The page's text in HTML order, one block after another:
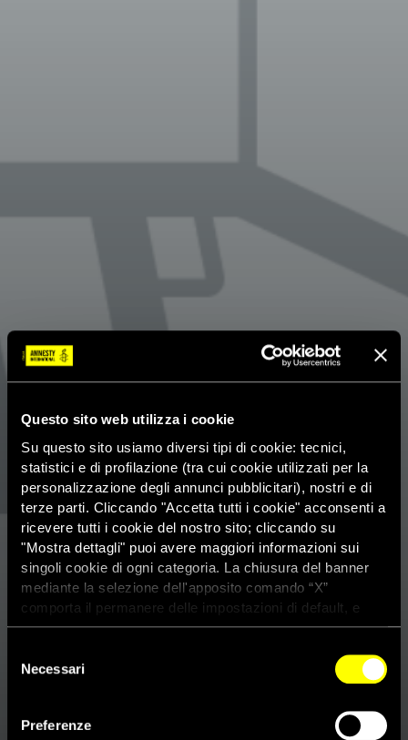
Questo sito web utilizza i cookie
Su questo sito usiamo diversi tipi di cookie: tecnici,
statistici e di profilazione (tra cui cookie utilizzati per la
personalizzazione degli annunci pubblicitari), nostri e di
terze parti. Cliccando "Accetta tutti i cookie" acconsenti a
ricevere tutti i cookie del nostro sito; cliccando su
"Mostra dettagli" puoi avere maggiori informazioni sui
singoli cookie di ogni categoria. La chiusura del banner
mediante la selezione dell'apposito comando “X”
comporta il permanere delle impostazioni di default, e
dunque la continuazione della navigazione con i cookie
dei cookie attivi sul sito clicca
delNecessari
Preferenze
Iraq: la risoluzione viziata del
sull’IS minaccia di consolidare